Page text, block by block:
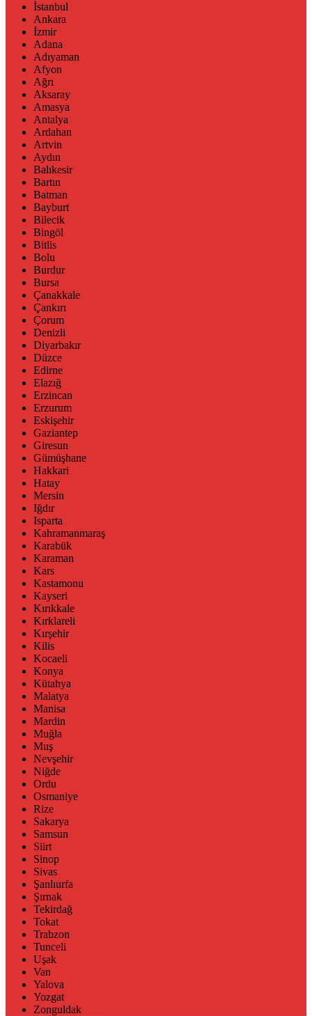
İstanbul
Ankara
İzmir
Adana
Adıyaman
Afyon
Ağrı
Aksaray
Amasya
Antalya
Ardahan
Artvin
Aydın
Balıkesir
Bartın
Batman
Bayburt
Bilecik
Bingöl
Bitlis
Bolu
Burdur
Bursa
Çanakkale
Çankırı
Çorum
Denizli
Diyarbakır
Düzce
Edirne
Elazığ
Erzincan
Erzurum
Eskişehir
Gaziantep
Giresun
Gümüşhane
Hakkari
Hatay
Mersin
Iğdır
Isparta
Kahramanmaraş
Karabük
Karaman
Kars
Kastamonu
Kayseri
Kırıkkale
Kırklareli
Kırşehir
Kilis
Kocaeli
Konya
Kütahya
Malatya
Manisa
Mardin
Muğla
Muş
Nevşehir
Niğde
Ordu
Osmaniye
Rize
Sakarya
Samsun
Siirt
Sinop
Sivas
Şanlıurfa
Şırnak
Tekirdağ
Tokat
Trabzon
Tunceli
Uşak
Van
Yalova
Yozgat
Zonguldak